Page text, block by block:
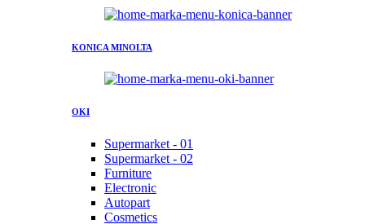
KONICA MINOLTA
OKI
Supermarket - 01
Supermarket - 02
Furniture
Electronic
Autopart
Cosmetics